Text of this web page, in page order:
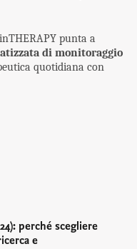
punta a
di monitoraggio
quotidiana con
perché scegliere
e